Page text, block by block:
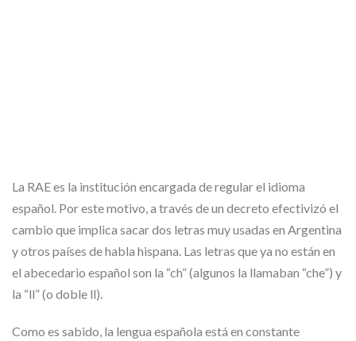
La RAE es la institución encargada de regular el idioma
español. Por este motivo, a través de un decreto efectivizó el
cambio que implica sacar dos letras muy usadas en Argentina
y otros países de habla hispana. Las letras que ya no están en
el abecedario español son la “ch” (algunos la llamaban “che”) y
la “ll” (o doble ll).
Como es sabido, la lengua española está en constante